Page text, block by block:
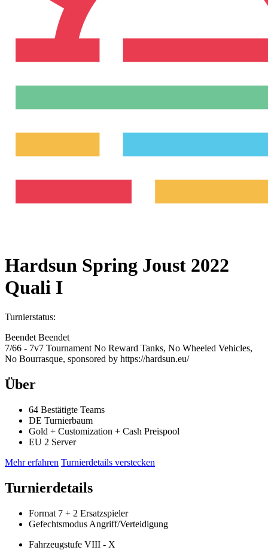
Hardsun Spring Joust 2022
Quali I
Turnierstatus:
Beendet Beendet
7/66 - 7v7 Tournament No Reward Tanks, No Wheeled Vehicles,
No Bourrasque, sponsored by https://hardsun.eu/
Über
64 Bestätigte Teams
DE Turnierbaum
Gold + Customization + Cash Preispool
EU 2 Server
Mehr erfahren Turnierdetails verstecken
Turnierdetails
Format 7 + 2 Ersatzspieler
Gefechtsmodus Angriff/Verteidigung
Fahrzeugstufe VIII - X